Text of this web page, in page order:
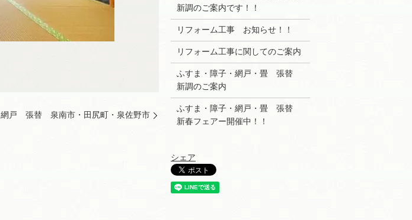
網戸 張替 泉南市・田尻町・泉佐野市
新調のご案内です！！
リフォーム工事 お知らせ！！
リフォーム工事に関してのご案内
ふすま・障子・網戸・畳 張替
新調のご案内
ふすま・障子・網戸・畳 張替
新春フェアー開催中！！
シェア